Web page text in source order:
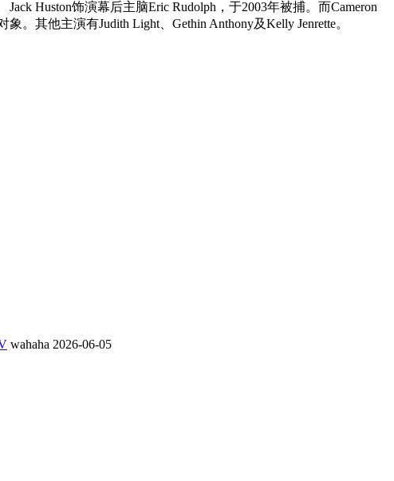
Huston饰演幕后主脑Eric Rudolph，于2003年被捕。而Cameron
其他主演有Judith Light、Gethin Anthony及Kelly Jenrette。
wahaha 2026-06-05